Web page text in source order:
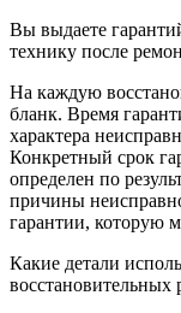
Вы выдаете
технику после
На каждую
бланк. Время
характера
Конкретный срок
определен по
причины
гарантии, которую
Какие детали
восстановительных